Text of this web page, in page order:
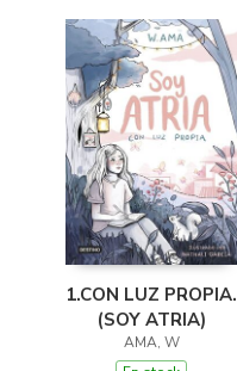
1.CON LUZ PROPIA.
(SOY ATRIA)
AMA, W